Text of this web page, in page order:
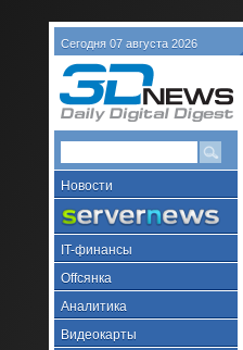
Сегодня 07 августа 2026
Новости
IT-финансы
Offсянка
Аналитика
Видеокарты